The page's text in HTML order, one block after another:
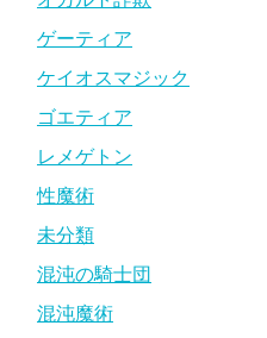
ゲーティア
ケイオスマジック
ゴエティア
レメゲトン
性魔術
未分類
混沌の騎士団
混沌魔術